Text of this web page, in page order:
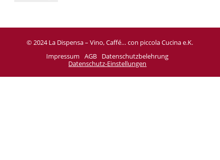
© 2024 La Dispensa – Vino, Caffé… con piccola Cucina e.K.
Impressum
AGB
Datenschutzbelehrung
Datenschutz-Einstellungen